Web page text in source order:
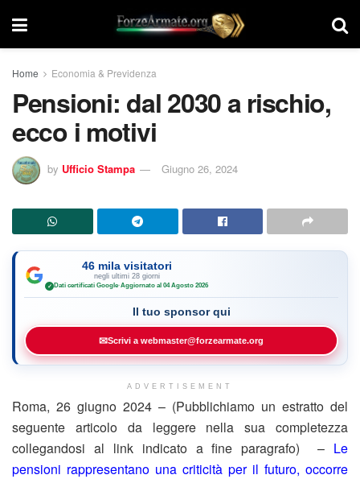
Home Economia & Previdenza
Pensioni: dal 2030 a rischio,
ecco i motivi
by Ufficio Stampa Giugno 26, 2024
46 mila visitatori
negli ultimi 28 giorni
✓ Dati certificati Google·Aggiornato al 04 Agosto 2026
Il tuo sponsor qui
✉Scrivi a webmaster@forzearmate.org
ADVERTISEMENT
Roma, 26 giugno 2024 – (Pubblichiamo un estratto del
seguente articolo da leggere nella sua completezza
collegandosi al link indicato a fine paragrafo) – Le
pensioni rappresentano una criticità per il futuro, occorre